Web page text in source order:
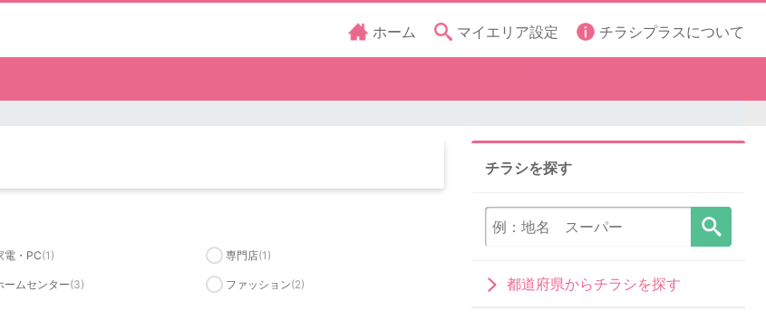
ホーム マイエリア設定 チラシプラスについて
電・PC(1) 専門店(1)
ームセンター(3) ファッション(2)
チラシを探す
都道府県からチラシを探す